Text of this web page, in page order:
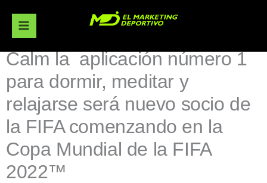
contenido
Calm la aplicación número 1
para dormir, meditar y
relajarse será nuevo socio de
la FIFA comenzando en la
Copa Mundial de la FIFA
2022™